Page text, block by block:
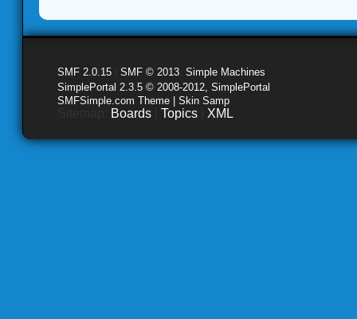
SMF 2.0.15 SMF © 2013 Simple Machines
SimplePortal 2.3.5 © 2008-2012, SimplePortal
SMFSimple.com Theme | Skin Samp
Boards Topics XML